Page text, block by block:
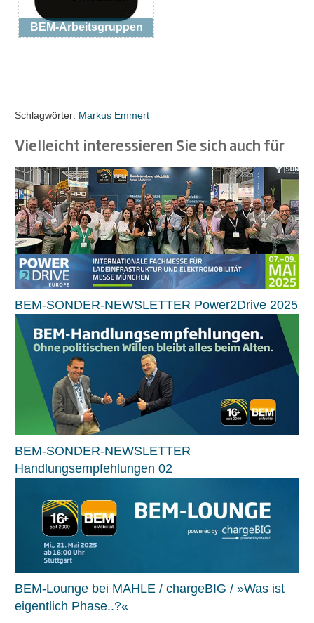
BEM-Arbeitsgruppen
Schlagwörter: Markus Emmert
Vielleicht interessieren Sie sich auch für
BEM-SONDER-NEWSLETTER Power2Drive 2025
BEM-SONDER-NEWSLETTER
Handlungsempfehlungen 02
BEM-Lounge bei MAHLE / chargeBIG / »Was ist
eigentlich Phase..?«